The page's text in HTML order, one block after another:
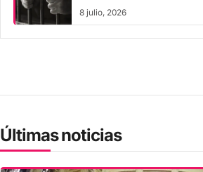
8 julio, 2026
Últimas noticias